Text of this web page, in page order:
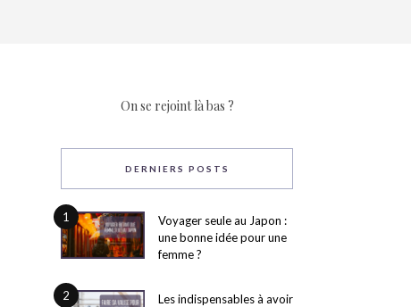
On se rejoint là bas ?
DERNIERS POSTS
1
Voyager seule au Japon :
une bonne idée pour une
femme ?
2
Les indispensables à avoir